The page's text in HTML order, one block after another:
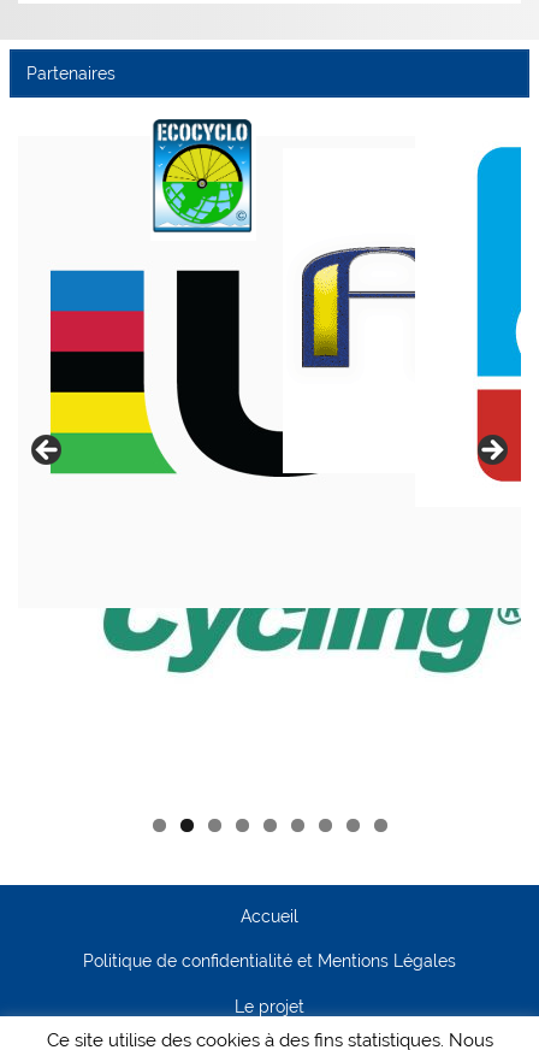
Partenaires
Accueil
Politique de confidentialité et Mentions Légales
Le projet
Ce site utilise des cookies à des fins statistiques. Nous